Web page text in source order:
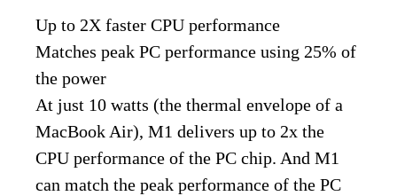
Up to 2X faster CPU performance
Matches peak PC performance using 25% of
the power
At just 10 watts (the thermal envelope of a
MacBook Air), M1 delivers up to 2x the
CPU performance of the PC chip. And M1
can match the peak performance of the PC